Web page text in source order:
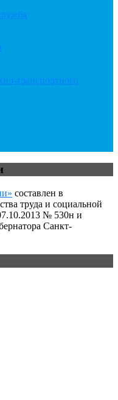
транспортного
составлен в
труда и социальной
№ 530н и
Санкт-